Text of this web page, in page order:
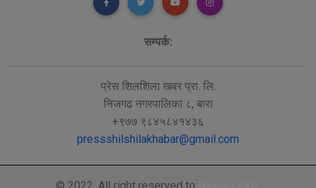
सम्पर्क:
प्रेस शिलशिला खबर प्रा. लि.
निजगढ नगरपालिका ८, बारा
+९७७ ९८४५८४१४३६
pressshilshilakhabar@gmail.com
© 2022, All right reserved to